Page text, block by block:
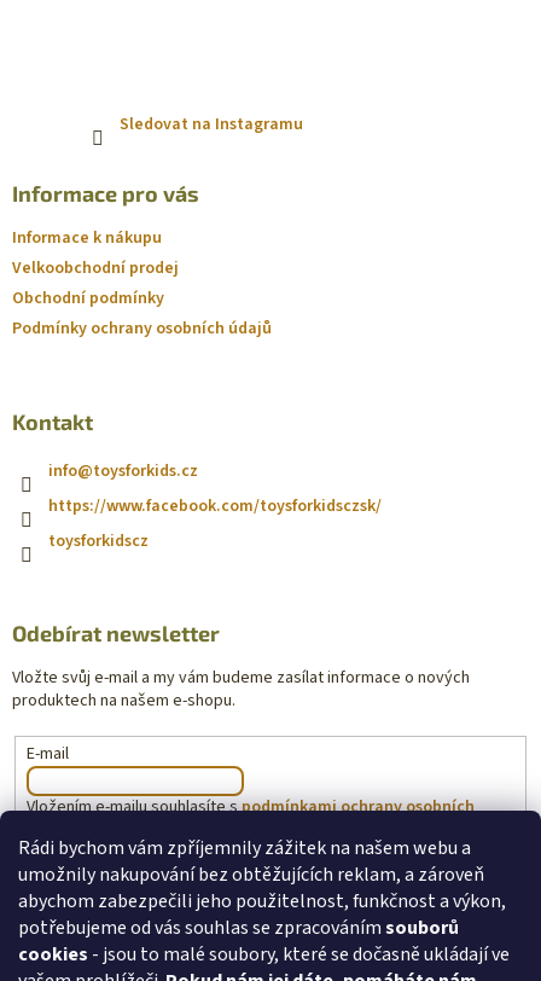
Rádi bychom vám zpříjemnily zážitek na našem webu a
umožnily nakupování bez obtěžujících reklam, a zároveň
abychom zabezpečili jeho použitelnost, funkčnost a výkon,
potřebujeme od vás souhlas se zpracovánímsouborů
cookies - jsou to malé soubory, které se dočasně ukládají ve
Sledovat na Instagramu
Informace pro vás
Informace k nákupu
Velkoobchodní prodej
Obchodní podmínky
Podmínky ochrany osobních údajů
Kontakt
info@toysforkids.cz
https://www.facebook.com/toysforkidsczsk/
toysforkidscz
Odebírat newsletter
Vložte svůj e-mail a my vám budeme zasílat informace o nových
produktech na našem e-shopu.
E-mail
Vložením e-mailu souhlasíte spodmínkami ochrany osobních
PŘIHLÁSIT SE